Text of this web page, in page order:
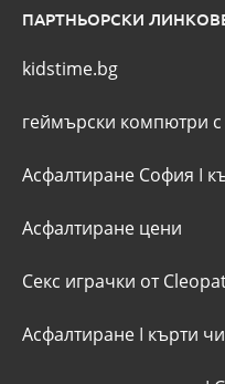
ПАРТНЬОРСКИ
kidstime.bg
геймърски компютри
Асфалтиране София I
Асфалтиране цени
Секс играчки от
Асфалтиране I кърти